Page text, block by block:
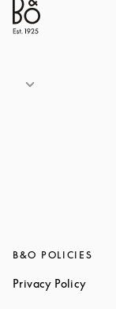
B&O POLICIES
Privacy PolicyLink